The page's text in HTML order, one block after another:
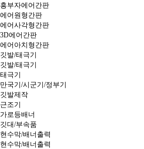
흥부자에어간판
에어원형간판
에어사각형간판
3D에어간판
에어아치형간판
깃발/태극기
깃발/태극기
태극기
만국기/시군기/정부기
깃발제작
근조기
가로등배너
깃대/부속품
현수막/배너출력
현수막/배너출력